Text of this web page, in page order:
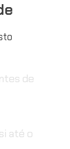
de
até o